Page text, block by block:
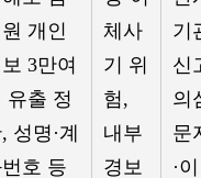
개인
3만여
유출 정
성명·계
호 등
체사
기 위
험,
내부
경보
기
신
의
문
·이